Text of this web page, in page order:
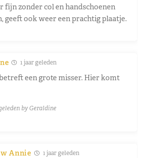
fijn zonder col en handschoenen
geeft ook weer een prachtig plaatje.
1 jaar geleden
een grote misser. Hier komt
by Geraldine
Annie 1 jaar geleden